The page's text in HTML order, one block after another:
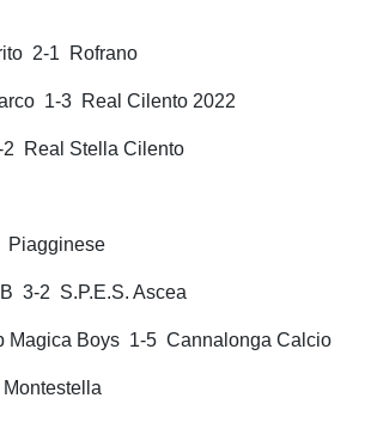
2-1 Rofrano
1-3 Real Cilento 2022
Real Stella Cilento
Piagginese
3-2 S.P.E.S. Ascea
Magica Boys 1-5 Cannalonga Calcio